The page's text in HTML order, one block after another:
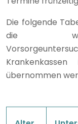
Die folgende
die
übernommen